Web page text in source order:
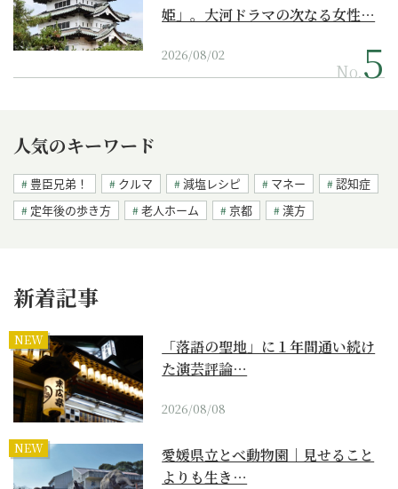
姫」。大河ドラマの次なる女性…
2026/08/02
No.
人気のキーワード
豊臣兄弟！ クルマ 減塩レシピ マネー
認知症
定年後の歩き方
老人ホーム 京都 漢方
新着記事
NEW
「落語の聖地」に１年間通い続け
た演芸評論…
2026/08/08
NEW
愛媛県立とべ動物園｜見せること
よりも生き…